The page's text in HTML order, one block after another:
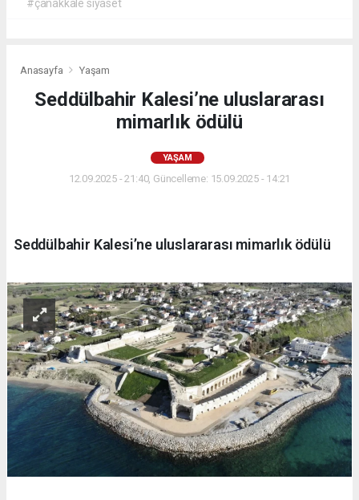
#çanakkale siyaset
Anasayfa Yaşam
Seddülbahir Kalesi’ne uluslararası
mimarlık ödülü
YAŞAM
12.09.2025 - 21:40, Güncelleme: 15.09.2025 - 14:21
Seddülbahir Kalesi’ne uluslararası mimarlık ödülü